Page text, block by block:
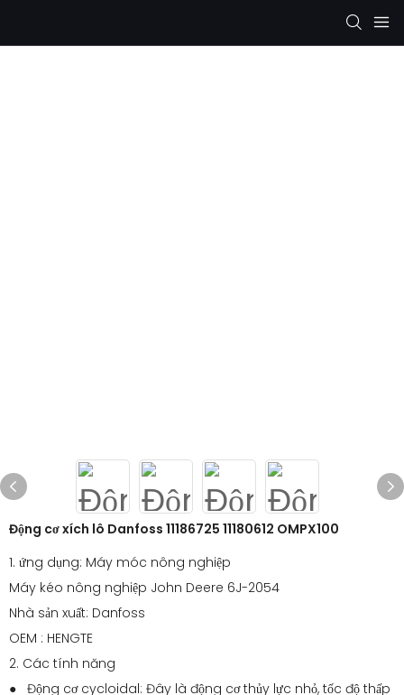
Động cơ xích lô Danfoss 11186725 11180612 OMPX100
1. ứng dụng: Máy móc nông nghiệp
Máy kéo nông nghiệp John Deere 6J-2054
Nhà sản xuất: Danfoss
OEM : HENGTE
2. Các tính năng
● Động cơ cycloidal: Đây là động cơ thủy lực nhỏ, tốc độ thấp